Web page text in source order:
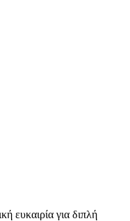
ευκαιρία για διπλή